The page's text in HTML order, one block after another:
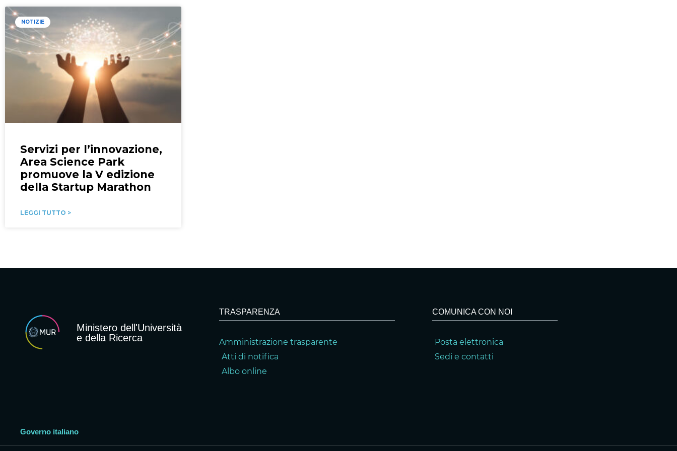
NOTIZIE
Servizi per l’innovazione,
Area Science Park
promuove la V edizione
della Startup Marathon
LEGGI TUTTO >
Ministero dell'Università
e della Ricerca
TRASPARENZA
Amministrazione trasparente
Atti di notifica
Albo online
COMUNICA CON NOI
Posta elettronica
Sedi e contatti
Governo italiano